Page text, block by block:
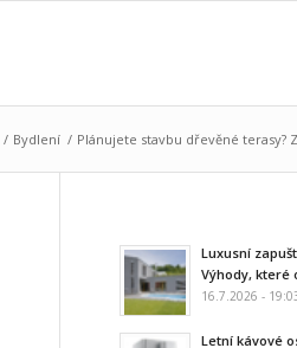
/ Bydlení / Plánujete stavbu dřevěné terasy?
Luxusní
Výhody, které
16.7.2026 -
Letní kávové